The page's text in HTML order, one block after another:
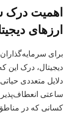
اهمیت درک
ارزهای
برای
دلایل متعددی
ساعتی
کسانی که در